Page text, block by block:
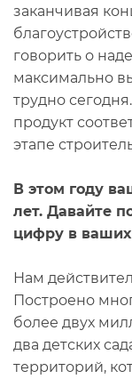
заканчивая
говорить о
максимально
трудно
продукт
этапе
В этом году
лет. Давайте
цифру в ваших
Нам
Построено
более двух
два детских
территорий,